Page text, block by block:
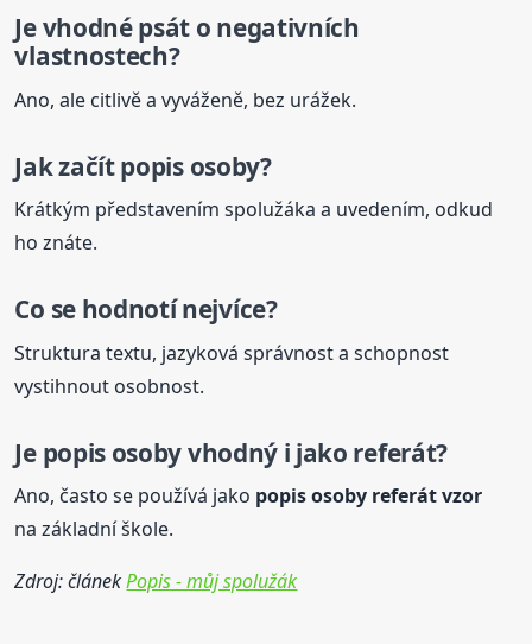
Je vhodné psát o negativních
vlastnostech?
Ano, ale citlivě a vyváženě, bez urážek.
Jak začítpopisosoby?
Krátkým představením spolužáka a uvedením, odkud
ho znáte.
Co se hodnotí nejvíce?
Struktura textu, jazyková správnost a schopnost
vystihnout osobnost.
Je popis osoby vhodný i jako referát?
Ano, často se používá jako popisosoby referát vzor
na základní škole.
Zdroj: článekPopis - můj spolužák